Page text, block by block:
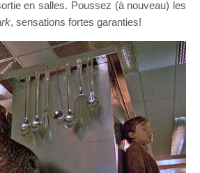
en salles. Poussez (à nouveau) les
, sensations fortes garanties!